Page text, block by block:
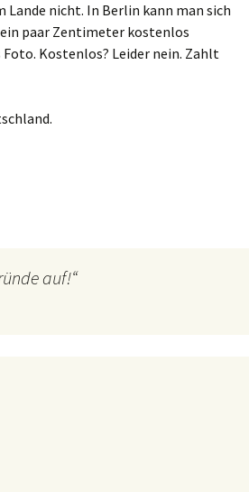
Lande nicht. In Berlin kann man sich
paar Zentimeter kostenlos
Foto. Kostenlos? Leider nein. Zahlt
auf!“